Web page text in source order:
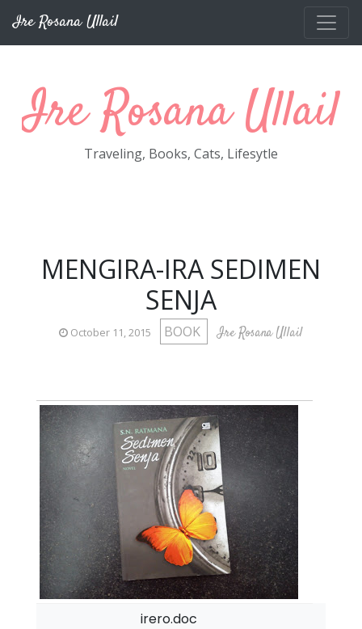
Ire Rosana Ullail
Ire Rosana Ullail
Traveling, Books, Cats, Lifesytle
MENGIRA-IRA SEDIMEN
SENJA
October 11, 2015 BOOK Ire Rosana Ullail
irero.doc